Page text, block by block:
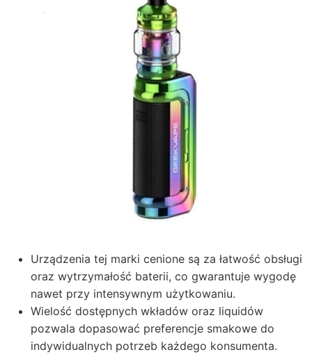
Urządzenia tej marki cenione są za łatwość obsługi
oraz wytrzymałość baterii, co gwarantuje wygodę
nawet przy intensywnym użytkowaniu.
Wielość dostępnych wkładów oraz liquidów
pozwala dopasować preferencje smakowe do
indywidualnych potrzeb każdego konsumenta.